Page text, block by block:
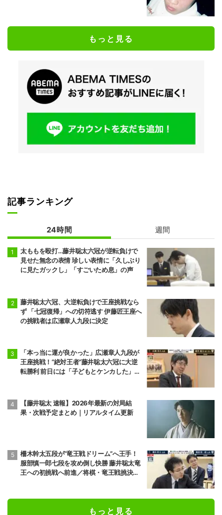
もっと見る
記事ランキング
24時間 週間
太ももを殴打…藤井聡太六冠が逆転負けで
見せた無念の表情 珍しい表情に「久しぶり
に見たガックし」「すごいため息」の声
藤井聡太六冠、大逆転負けで王座挑戦なら
ず 「七冠復帰」への切符逃す 伊藤匠王座へ
の挑戦者は広瀬章人九段に決定
「本っ当に運が良かった」広瀬章人九段が
王座挑戦！“絶対王者”藤井聡太六冠に大逆
転勝利 前日には「子どもとケンカした」パ
【藤井聡太 速報】2026年最新の対局結
果・次戦予定まとめ｜リアルタイム更新
柵木幹太五段が“竜王戦ドリーム”へ王手！
服部慎一郎七段を攻め倒し快勝 藤井聡太竜
王への初挑戦へ前進／将棋・竜王戦挑決第1
もっと見る